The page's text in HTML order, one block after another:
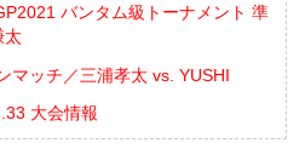
バンタム級トーナメント 準
太
マッチ／三浦孝太 vs. YUSHI
大会情報